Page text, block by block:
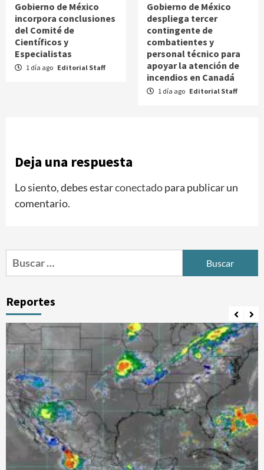
Gobierno de México
incorpora conclusiones
del Comité de
Científicos y
Especialistas
1 día ago Editorial Staff
Gobierno de México
despliega tercer
contingente de
combatientes y
personal técnico para
apoyar la atención de
incendios en Canadá
1 día ago Editorial Staff
Deja una respuesta
Lo siento, debes estarconectadopara publicar un
comentario.
Buscar:
Reportes